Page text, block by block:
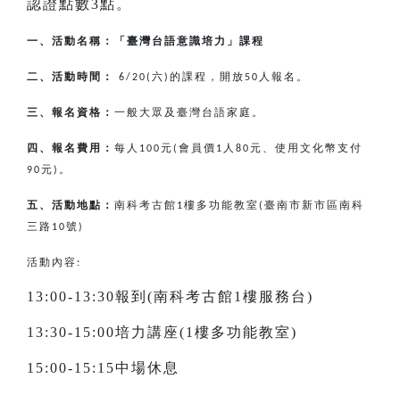
認證點數3點。
一、活動名稱：「臺灣台語意識培力」課程
二、活動時間： 6/20( 六 ) 的課程，開放50 人報名。
三、報名資格： 一般大眾及臺灣台語家庭。
四、報名費用： 每人 100元( 會員價 1 人 80元、使用文化幣支付
90元 ) 。
五、活動地點： 南科考古館 1樓多功能教室( 臺南市新市區南科
三路 10號 )
活動內容:
13:00-13:30報到(南科考古館1樓服務台)
13:30-15:00培力講座(1樓多功能教室)
15:00-15:15中場休息